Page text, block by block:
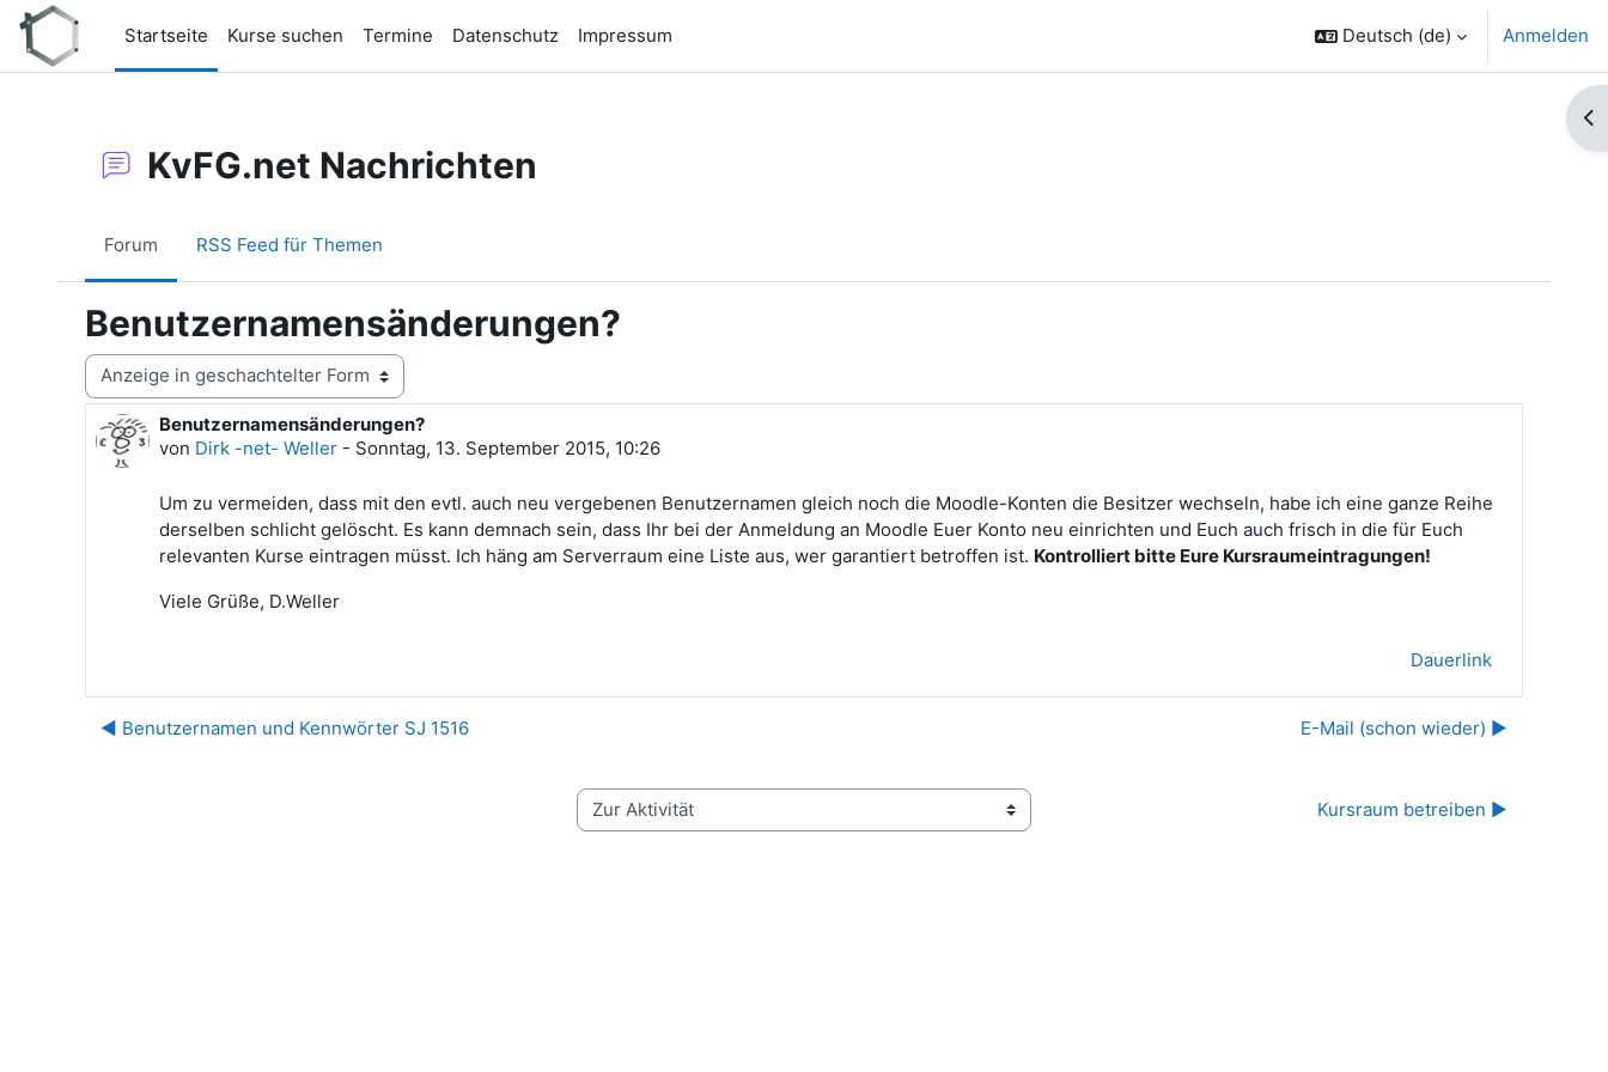
Zum Hauptinhalt
Startseite
Kurse suchen Termine Datenschutz Impressum Deutsch ‎(de)‎ Anmelden
KvFG.net Nachrichten
Forum RSS Feed für Themen
Benutzernamensänderungen?
Anzeigemodus
Benutzernamensänderungen?
von Dirk -net- Weller - Sonntag, 13. September 2015, 10:26
Anzahl Antworten: 0
Um zu vermeiden, dass mit den evtl. auch neu vergebenen Benutzernamen gleich noch die Moodle-Konten die Besitzer wechseln, habe ich eine ganze Reihe
derselben schlicht gelöscht. Es kann demnach sein, dass Ihr bei der Anmeldung an Moodle Euer Konto neu einrichten und Euch auch frisch in die für Euch
relevanten Kurse eintragen müsst. Ich häng am Serverraum eine Liste aus, wer garantiert betroffen ist. Kontrolliert bitte Eure Kursraumeintragungen!
Viele Grüße, D.Weller
Dauerlink
◀︎ Benutzernamen und Kennwörter SJ 1516 E-Mail (schon wieder) ▶︎
Zur Aktivität Kursraum betreiben ▶︎